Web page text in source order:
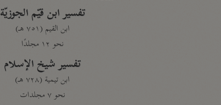
تفسير ابن قيّم الجوزيّة
ابن القيم (٧٥١ هـ)
نحو ١٢ مجلدًا
تفسير شيخ الإسلام
ابن تيمية (٧٢٨ هـ)
نحو ٧ مجلدات